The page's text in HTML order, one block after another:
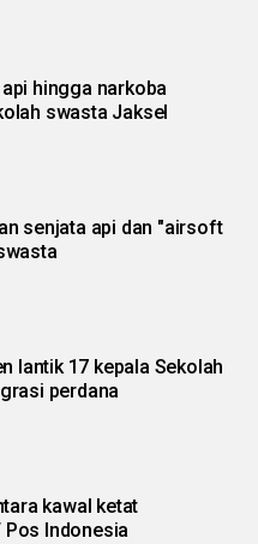
hingga narkoba
swasta Jaksel
senjata api dan "airsoft
lantik 17 kepala Sekolah
perdana
kawal ketat
Indonesia